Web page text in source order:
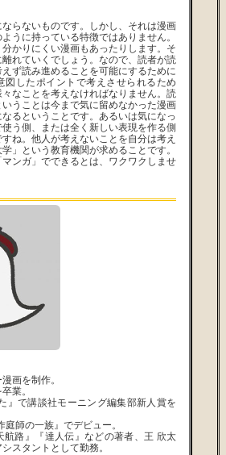
らないものです。しかし、それは漫画
うに持っている特徴ではありません。
かりにくい漫画もあったりします。そ
れていくでしょう。なので、読者が読
ず読み進めることを可能にするために
図したポイントで考えさせられるため
なことを考えなければなりません。読
うことは今まで気に留めなかった漫画
るということです。あるいは気になっ
う側、または全く新しい表現を作る側
ね。他人が考えないことを自分は考え
」という教育機関が求めることです。
ンガ」でできるとは、ワクワクしませ
画を制作。
業。
』で講談社モーニング編集部新人賞を
師の一族』でデビュー。
航路』『達人伝』などの著者、王 欣太
スタントとして勤務。